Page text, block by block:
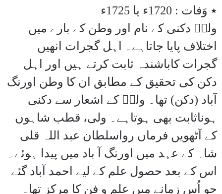
٭ وَفات : 1720ء یا 1725ء
ولیؔ دکنی کے نام اور وطن کے بارے میں
اختلاف پایا جاتاہے۔ اہل گجرات انھیں
گجرات کاباشندہ ثابت کرتے ہیں اور اہل
دکن کی تحقیق کے مطابق ان کا وطن اورنگ
آباد (دکن) تھا۔ ولیؔ کے اشعار سے دکنی
ہوناثابت بھی ہوتاہے۔ ولی، قطب شاہوں
کے آٹھویں فرماں رواسلطان عبد اللہ قلی
شاہ کے عہد میں اورنگ آ باد میں پیدا ہوئے۔
اس کے بعد حصول علم کے لیے احمد آباد گئے
جو اُس زمانے میں علم و فن کا مرکز تھا۔